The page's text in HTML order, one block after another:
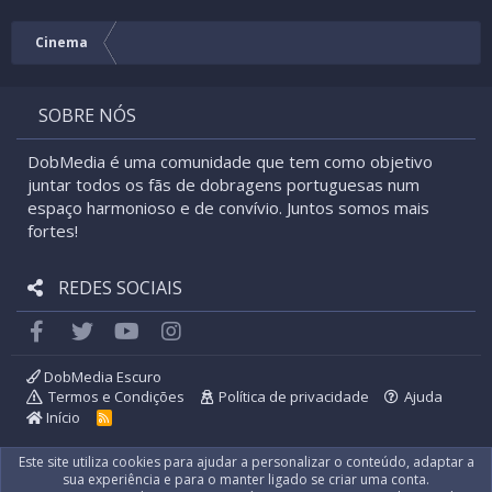
Cinema
SOBRE NÓS
DobMedia é uma comunidade que tem como objetivo
juntar todos os fãs de dobragens portuguesas num
espaço harmonioso e de convívio. Juntos somos mais
fortes!
REDES SOCIAIS
FacebookTwitter youtube
DobMedia Escuro
Termos e Condições
Política de privacidade
Ajuda
Início
R
S
Este site utiliza cookies para ajudar a personalizar o conteúdo, adaptar a
sua experiência e para o manter ligado se criar uma conta.